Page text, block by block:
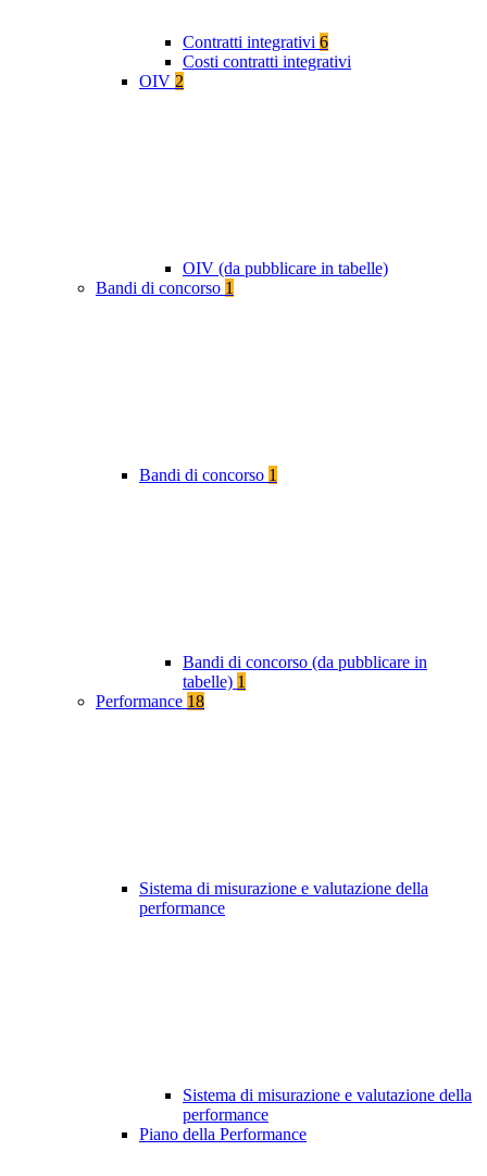
Contratti integrativi 6
Costi contratti integrativi
OIV 2
OIV (da pubblicare in tabelle)
Bandi di concorso 1
Bandi di concorso 1
Bandi di concorso (da pubblicare in
tabelle) 1
Performance 18
Sistema di misurazione e valutazione della
performance
Sistema di misurazione e valutazione della
performance
Piano della Performance